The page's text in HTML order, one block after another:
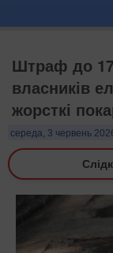
Штраф до 17
власників
жорсткі
середа, 3 червень